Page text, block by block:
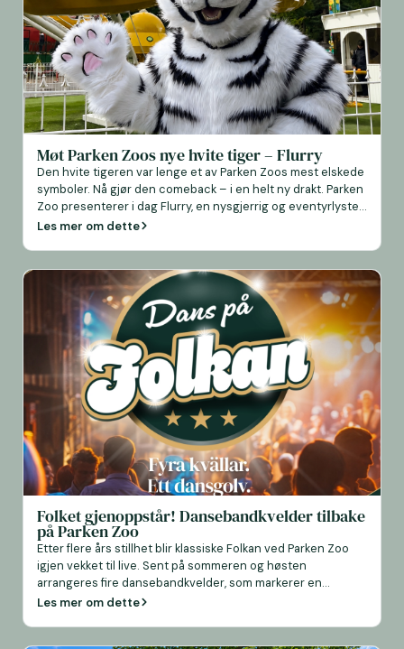
Møt Parken Zoos nye hvite tiger – Flurry
Den hvite tigeren var lenge et av Parken Zoos mest elskede
symboler. Nå gjør den comeback – i en helt ny drakt. Parken
Zoo presenterer i dag Flurry, en nysgjerrig og eventyrlysten
hvit tiger som vil møte parkens besøkende, spre glede og ta
Les mer om dette
Folket gjenoppstår! Dansebandkvelder tilbake
på Parken Zoo
Etter flere års stillhet blir klassiske Folkan ved Parken Zoo
igjen vekket til live. Sent på sommeren og høsten
arrangeres fire dansebandkvelder, som markerer en
etterlengtet retur for et av Sveriges mest anerkjente
Les mer om dette